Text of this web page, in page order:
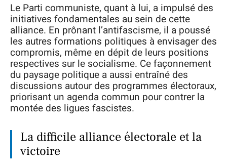
Le Parti communiste, quant à lui, a impulsé des
initiatives fondamentales au sein de cette
alliance. En prônant l’antifascisme, il a poussé
les autres formations politiques à envisager des
compromis, même en dépit de leurs positions
respectives sur le socialisme. Ce façonnement
du paysage politique a aussi entraîné des
discussions autour des programmes électoraux,
priorisant un agenda commun pour contrer la
montée des ligues fascistes.
La difficile alliance électorale et la
victoire